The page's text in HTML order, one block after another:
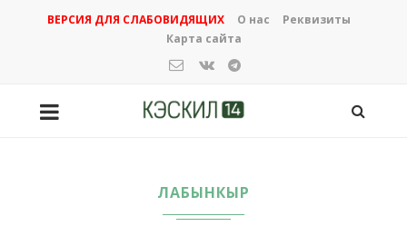
ВЕРСИЯ ДЛЯ СЛАБОВИДЯЩИХ О нас
Реквизиты
Карта сайта
ЛАБЫНКЫР